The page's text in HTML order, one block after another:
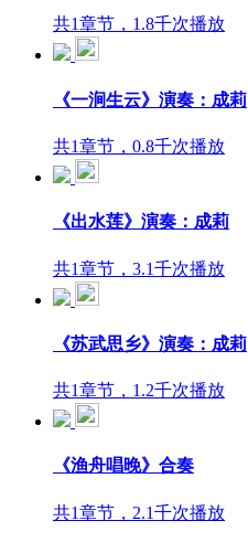
共1章节，1.8千次播放
《一涧生云》演奏：成莉
共1章节，0.8千次播放
《出水莲》演奏：成莉
共1章节，3.1千次播放
《苏武思乡》演奏：成莉
共1章节，1.2千次播放
《渔舟唱晚》合奏
共1章节，2.1千次播放